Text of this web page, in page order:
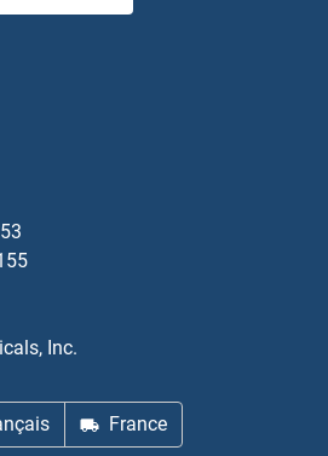
Inc.
France